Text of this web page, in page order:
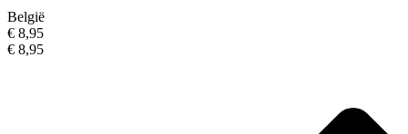
België
€ 8,95
€ 8,95